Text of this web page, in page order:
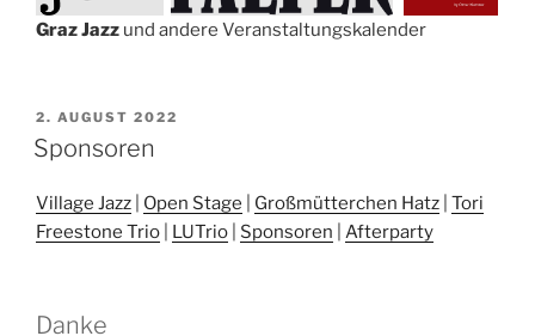
Graz Jazz und andere Veranstaltungskalender
VERÖFFENTLICHT
AM
2. AUGUST 2022
Sponsoren
Village Jazz Open Stage Großmütterchen Hatz Tori
Freestone Trio
LUTrio Sponsoren Afterparty
Danke